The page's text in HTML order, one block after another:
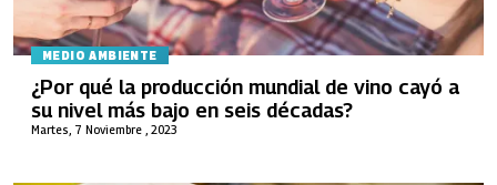
MEDIO AMBIENTE
Martes, 7 Noviembre , 2023
¿Por qué la producción mundial de vino cayó a
su nivel más bajo en seis décadas?